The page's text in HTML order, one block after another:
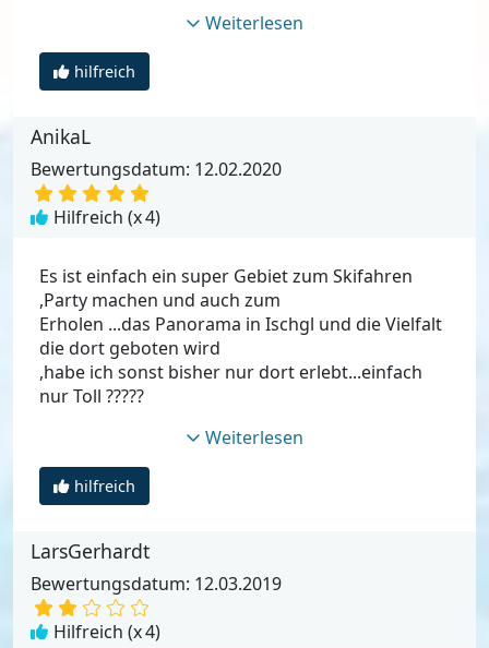
Weiterlesen
hilfreich
AnikaL
Bewertungsdatum: 12.02.2020
Hilfreich (x4)
Es ist einfach ein super Gebiet zum Skifahren
,Party machen und auch zum
Erholen ...das Panorama in Ischgl und die Vielfalt
die dort geboten wird
,habe ich sonst bisher nur dort erlebt...einfach
nur Toll ?????
Weiterlesen
hilfreich
LarsGerhardt
Bewertungsdatum: 12.03.2019
Hilfreich (x4)